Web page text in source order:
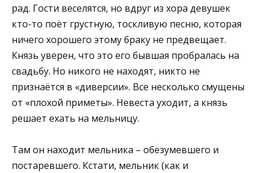
рад. Гости веселятся, но вдруг из хора девушек
кто-то поёт грустную, тоскливую песню, которая
ничего хорошего этому браку не предвещает.
Князь уверен, что это его бывшая пробралась на
свадьбу. Но никого не находят, никто не
признаётся в «диверсии». Все несколько смущены
от «плохой приметы». Невеста уходит, а князь
решает ехать на мельницу.
Там он находит мельника – обезумевшего и
постаревшего. Кстати, мельник (как и